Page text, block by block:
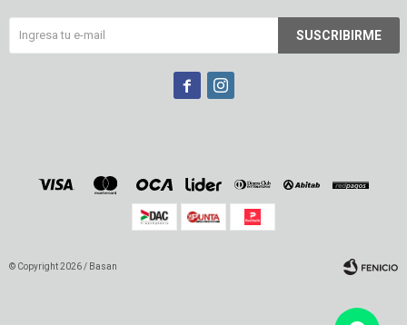
SUSCRIBIRME
 
© Copyright 2026 / Basan